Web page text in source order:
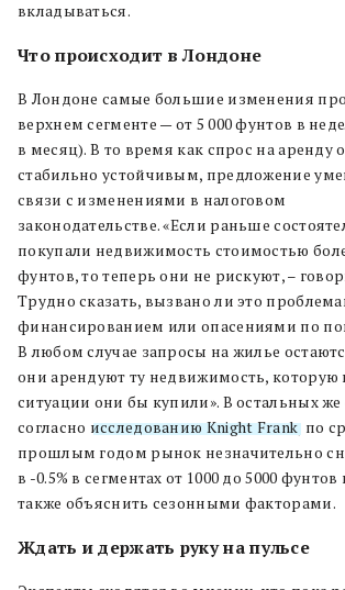
вкладываться.
Что происходит в Лондоне
В Лондоне самые большие изменения
верхнем сегменте — от 5 000 фунтов в
в месяц). В то время как спрос на аренду
стабильно устойчивым, предложение
связи с изменениями в налоговом
законодательстве.«Если раньше
покупали недвижимость стоимостью
фунтов, то теперь они не рискуют, –
Трудно сказать, вызвано ли это
финансированием или опасениями по
В любом случае запросы на жилье
они арендуют ту недвижимость, которую
ситуации они бы купили». В остальных же
согласно исследованию Knight Frank, по
прошлым годом рынок незначительно
в -0.5% в сегментах от 1000 до 5000
также объяснить сезонными факторами.
Ждать и держать руку на пульсе